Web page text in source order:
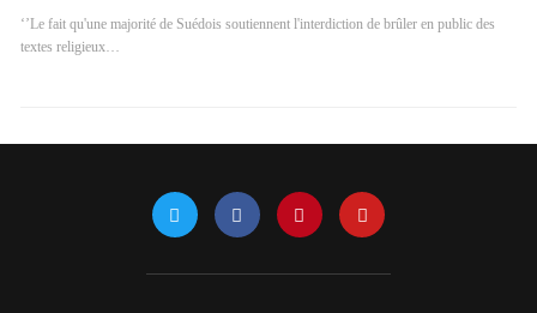
‘’Le fait qu'une majorité de Suédois soutiennent l'interdiction de brûler en public des
textes religieux…